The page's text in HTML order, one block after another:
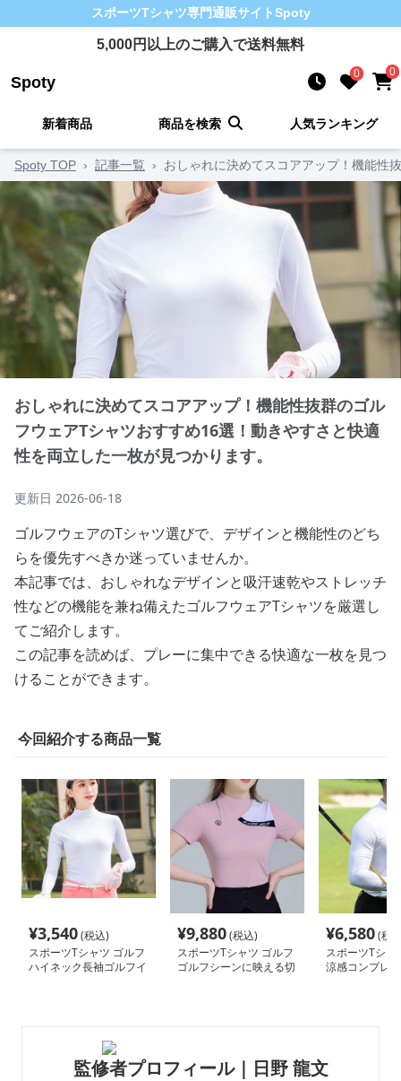
スポーツTシャツ専門通販サイトSpoty
5,000円以上のご購入で送料無料
Spoty 0 0
新着商品 商品を検索 人気ランキング
Spoty TOP › 記事一覧 › おしゃれに決めてスコアアップ！機能性
おしゃれに決めてスコアアップ！機能性抜群のゴル
フウェアTシャツおすすめ16選！動きやすさと快適
性を両立した一枚が見つかります。
更新日 2026-06-18
ゴルフウェアのTシャツ選びで、デザインと機能性のどち
らを優先すべきか迷っていませんか。
本記事では、おしゃれなデザインと吸汗速乾やストレッチ
性などの機能を兼ね備えたゴルフウェアTシャツを厳選し
てご紹介します。
この記事を読めば、プレーに集中できる快適な一枚を見つ
けることができます。
今回紹介する商品一覧
¥3,540(税込)
スポーツTシャツ ゴルフ
ハイネック長袖ゴルフイ
¥9,880(税込)
スポーツTシャツ ゴルフ
ゴルフシーンに映える切
¥6,580(税
スポーツTシャ
涼感コンプレ
監修者プロフィール｜日野 龍文